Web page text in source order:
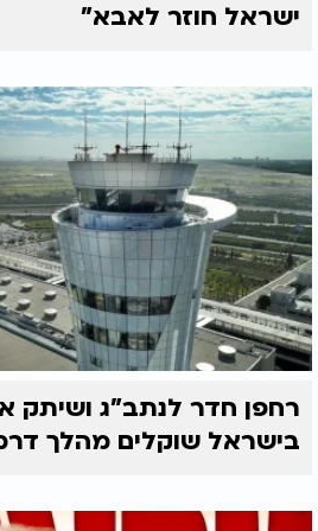
ישראל חוזר לאבא"
רחפן חדר לנתב"ג ושיתק
בישראל שוקלים מהלך